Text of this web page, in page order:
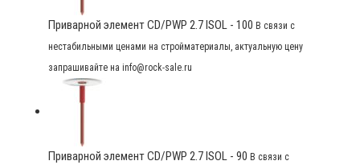
Приварной элемент CD/PWP 2.7 ISOL - 100 В связи с
нестабильными ценами на стройматериалы, актуальную цену
запрашивайте на info@rock-sale.ru
Приварной элемент CD/PWP 2.7 ISOL - 90 В связи с